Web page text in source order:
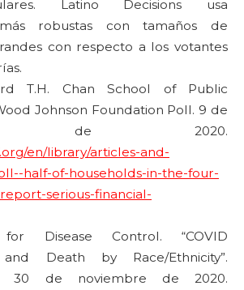
Latino Decisions usa
robustas con tamaños de
con respecto a los votantes
T.H. Chan School of Public
Johnson Foundation Poll. 9 de
de 2020.
en/library/articles-and-
half-of-households-in-the-four-
serious-financial-
Disease Control. “COVID
and Death by Race/Ethnicity”.
30 de noviembre de 2020.